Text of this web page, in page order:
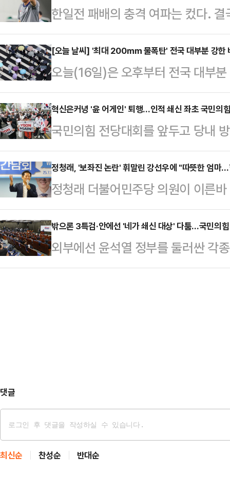
한일전 패배의 충격 여파는 컸다.
했다.홍명보 감독이 이끄는 축구
타디움에서 열린 2025 동아시아
컵) 최종 3차전 일본과 경기서 전반
시마)에게 결승골을 헌납하며 0-1
국(2승 1패)은 3연승을 거둔 일본
이 좌절됐다.이날 패배로 한국은
했다.…
[오늘 날씨] '최대 200㎜ 물폭탄' 전국 대부분 강한
오늘(16일)은 오후부터 전국 대부
포함한 서쪽 지역을 중심으로는
가능성이 있다.기상청에 따르면 이
많은 양이 쏟아질 것으로 전망된다.
아지겠으며, 경기남부에는 시간
다. 서울과 인천, 경기북부는 시간
강수량은 ▲서울·인천·경기
내륙·산지 50…
혁신은커녕 '윤 어게인' 퇴행…인적 쇄신 좌초 국민의
국민의힘 전당대회를 앞두고 당내
패배 책임론과 인적 쇄신 필요성이
으로 퇴행적인 움직임이 관측돼 빈
흐름은 한풀 꺾였다고 보고, 다음
뤄져야 한다고 바라봤다.한동훈 국
윤상현 의원이 주최한 '리셋코리아
냥해 "대다수 국민들과 국민의힘
그렇지 않다고 생…
정청래, '보좌진 논란' 휘말린 강선우에 "따뜻한 엄마
정청래 더불어민주당 의원이 이른
성가족부 장관 후보자를 향해 응원
페이스북에 "강선우 곧 장관님, 힘
심정과 사연을 여러 차례 들었다"
훌륭한 국회의원이었다"며 "힘내시
밖으론 3특검·안에선 '네가 쇄신 대상' 다툼…국민의
외부에선 윤석열 정부를 둘러싼 각
·채해병) 수사가 속도를 내고, 내부
댓글
최신순 찬성순 반대순